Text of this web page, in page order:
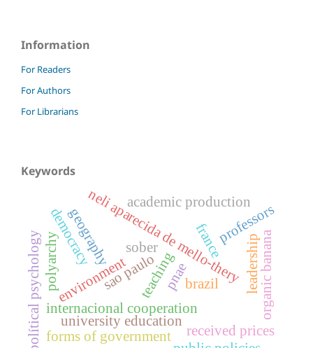
Information
For Readers
For Authors
For Librarians
Keywords
internacional cooperation
environment
geography france
brazil
neli aparecida de mello-thery
academic production
teaching
professors
university education
democracy
polyarchy
forms of government
polítical psychology leadershiporganic banana
received prices
pnae
sao paulo
sober